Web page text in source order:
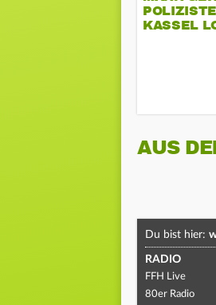
KASSEL
AUS
Du bist hier:
RADIO
FFH Live
80er Radio